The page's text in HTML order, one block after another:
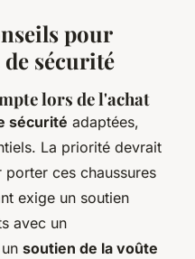
pour
sécurité
lors de l'achat
sécurité adaptées,
La priorité devrait
porter ces chaussures
exige un soutien
avec un
soutien de la voûte